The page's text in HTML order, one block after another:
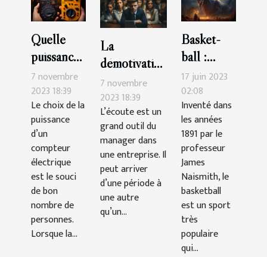
Quelle
puissance
de
compteur
choisir ?
7 novembre
2023 18:39
Le choix de la
puissance
d’un
compteur
électrique
est le souci
de bon
nombre de
personnes.
Lorsque la...
La
démotivation
du
personnel :
comment la
gérer ?
7 novembre
2023 18:39
L’écoute est un
grand outil du
manager dans
une entreprise. Il
peut arriver
d’une période à
une autre
qu’un...
Basket-
ball :
quelle est
la durée
d’un
match ?
17 juin 2023
02:08
Inventé dans
les années
1891 par le
professeur
James
Naismith, le
basketball
est un sport
très
populaire
qui...